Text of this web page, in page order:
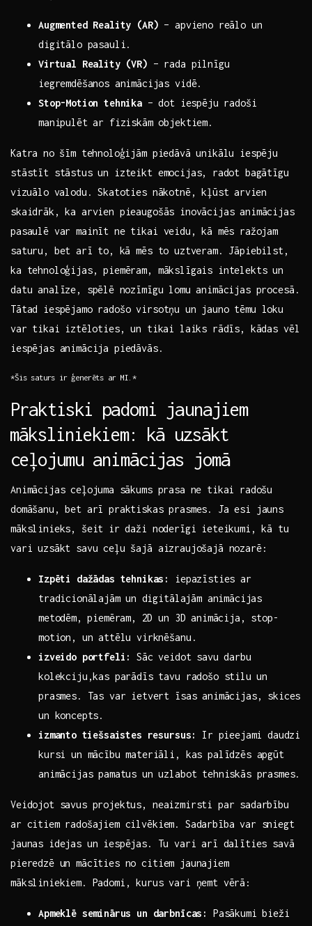
Augmented Reality (AR) – ‍apvieno reālo un
digitālo pasauli.
Virtual Reality (VR) – rada ‌pilnīgu
iegremdēšanos animācijas vidē.
Stop-Motion tehnika– dot ⁢iespēju radoši
manipulēt ar fiziskām objektiem.
Katra no⁤ šīm​ tehnoloģijām piedāvā unikālu iespēju
stāstīt stāstus un‍ izteikt emocijas,⁣ radot bagātīgu
⁣vizuālo valodu. Skatoties nākotnē,​ kļūst⁤ arvien
skaidrāk, ka arvien pieaugošās inovācijas animācijas
pasaulē var‍ mainīt ne‍ tikai veidu, kā ⁣mēs​ ražojam
saturu, bet‌ arī to,⁣ kā mēs to uztveram. Jāpiebilst,
ka tehnoloģijas, piemēram, mākslīgais intelekts‌ un
datu analīze, spēlē ⁣nozīmīgu‌ lomu animācijas procesā.
​Tātad iespējamo radošo virsotņu un jauno tēmu ‍loku
var ⁤tikai iztēloties, un tikai laiks rādīs, kādas vēl
iespējas animācija ‍piedāvās.
*Šis saturs ir⁤ ģenerēts ⁤ar MI.*
Praktiski ​padomi jaunajiem
⁣māksliniekiem:⁤ kā uzsākt
ceļojumu animācijas jomā
Animācijas ceļojuma⁤ sākums prasa ne ‍tikai radošu
domāšanu, bet arī praktiskas prasmes. Ja esi jauns
mākslinieks, ‌šeit ⁢ir daži noderīgi ieteikumi, ‍kā tu
vari uzsākt savu ceļu šajā aizraujošajā nozarē:
Izpēti dažādas tehnikas:
iepazīsties⁢ ar
tradicionālajām ⁤un⁣ digitālajām animācijas
metodēm, ⁢piemēram,⁢ 2D un 3D animācija, stop-
motion, un attēlu virknēšanu.
izveido portfeli:
Sāc⁤ veidot savu darbu
kolekciju,kas parādīs tavu radošo stilu⁤ un
prasmes. Tas var ietvert ‍īsas animācijas, skices⁤
un koncepts.
izmanto ⁢tiešsaistes resursus:
Ir pieejami daudzi
kursi ‍un mācību materiāli,‍ kas palīdzēs apgūt
animācijas pamatus un‍ uzlabot tehniskās ​prasmes.
Veidojot ​savus projektus, ‍neaizmirsti par sadarbību
ar ​citiem radošajiem cilvēkiem. Sadarbība var sniegt
jaunas idejas un‍ iespējas.⁣ Tu‌ vari arī dalīties⁤ savā
pieredzē un mācīties no citiem jaunajiem
māksliniekiem. Padomi, kurus vari ņemt vērā:
Apmeklē seminārus un darbnīcas:
Pasākumi bieži